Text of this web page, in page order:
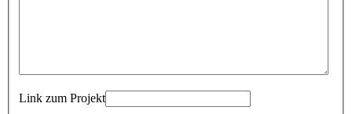
Link zum Projekt